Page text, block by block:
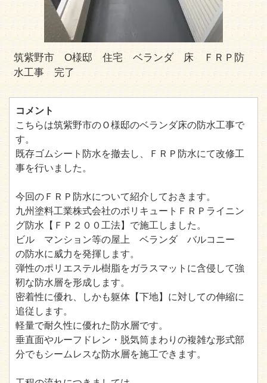
筑紫野市 O様邸 住宅 ベランダ 床 ＦＲＰ防
水工事 完了
コメント
こちらは筑紫野市のＯ様邸のベランダ床の防水工事で
す。
既存ゴムシート防水を撤去し、ＦＲＰ防水にて改修工
事を行いました。
今回のＦＲＰ防水について紹介しておきます。
九州塗料工業株式会社のポリキュートＦＲＰライニン
グ防水【ＦＰ２００工法】で施工しました。
ビル マンション等の屋上 ベランダ バルコニー
の防水に威力を発揮します。
弾性のポリエステル樹脂をガラスマットに含侵して強
靭な防水層を形成します。
密着性に優れ、しかも躯体【下地】に対しての伸縮に
追従します。
軽量で耐久性に優れた防水層です。
垂直面やルーフドレン・脱気筒まわりの複雑な形式部
分でもシームレスな防水層を施工できます。